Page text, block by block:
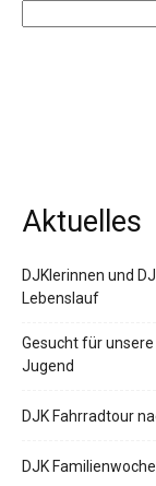
Aktuelles
DJKlerinnen und
Lebenslauf
Gesucht für
Jugend
DJK Fahrradtour
DJK